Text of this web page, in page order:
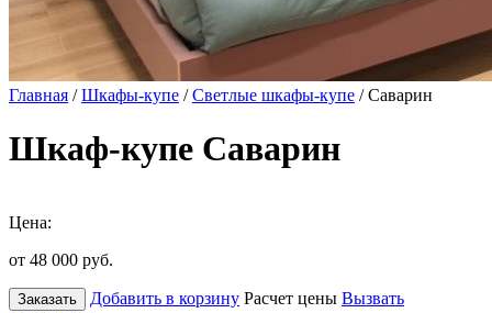
Главная /Шкафы-купе /Светлые шкафы-купе / Саварин
Шкаф-купе Саварин
Цена:
от 48 000 руб.
Заказать Добавить в корзину Расчет цены Вызвать